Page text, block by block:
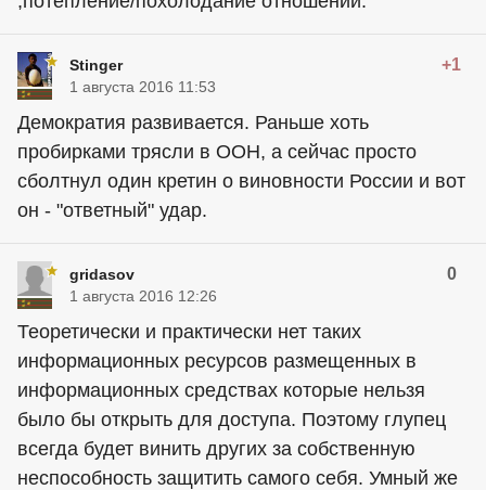
Stinger +1
1 августа 2016 11:53
Демократия развивается. Раньше хоть
пробирками трясли в ООН, а сейчас просто
сболтнул один кретин о виновности России и вот
он - "ответный" удар.
gridasov 0
1 августа 2016 12:26
Теоретически и практически нет таких
информационных ресурсов размещенных в
информационных средствах которые нельзя
было бы открыть для доступа. Поэтому глупец
всегда будет винить других за собственную
неспособность защитить самого себя. Умный же